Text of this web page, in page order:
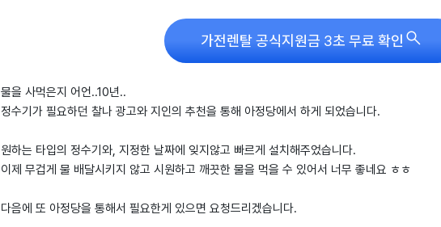
가전렌탈 공식지원금 3초 무료 확인 
물을 사먹은지 어언..10년..
정수기가 필요하던 찰나 광고와 지인의 추천을 통해 아정당에서 하게 되었습니다.
원하는 타입의 정수기와, 지정한 날짜에 잊지않고 빠르게 설치해주었습니다.
이제 무겁게 물 배달시키지 않고 시원하고 깨끗한 물을 먹을 수 있어서 너무 좋네요 ㅎㅎ
다음에 또 아정당을 통해서 필요한게 있으면 요청드리겠습니다.